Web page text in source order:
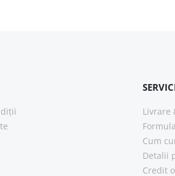
Livrare
Cum
Detalii
Credit